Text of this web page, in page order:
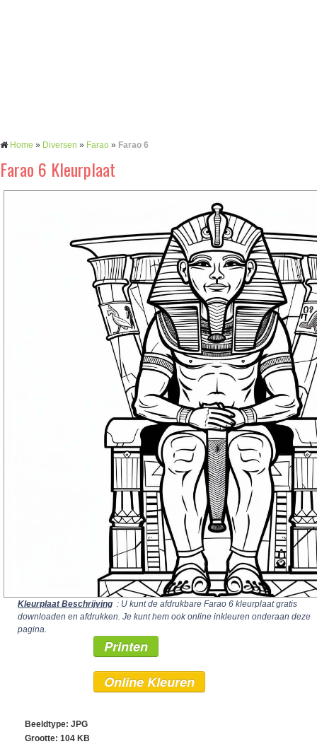
Home » Diversen » Farao » Farao 6
Farao 6 Kleurplaat
Kleurplaat Beschrijving : U kunt de afdrukbare Farao 6 kleurplaat gratis
downloaden en afdrukken. Je kunt hem ook online inkleuren onderaan deze
pagina.
Printen
Online Kleuren
Beeldtype: JPG
Grootte: 104 KB